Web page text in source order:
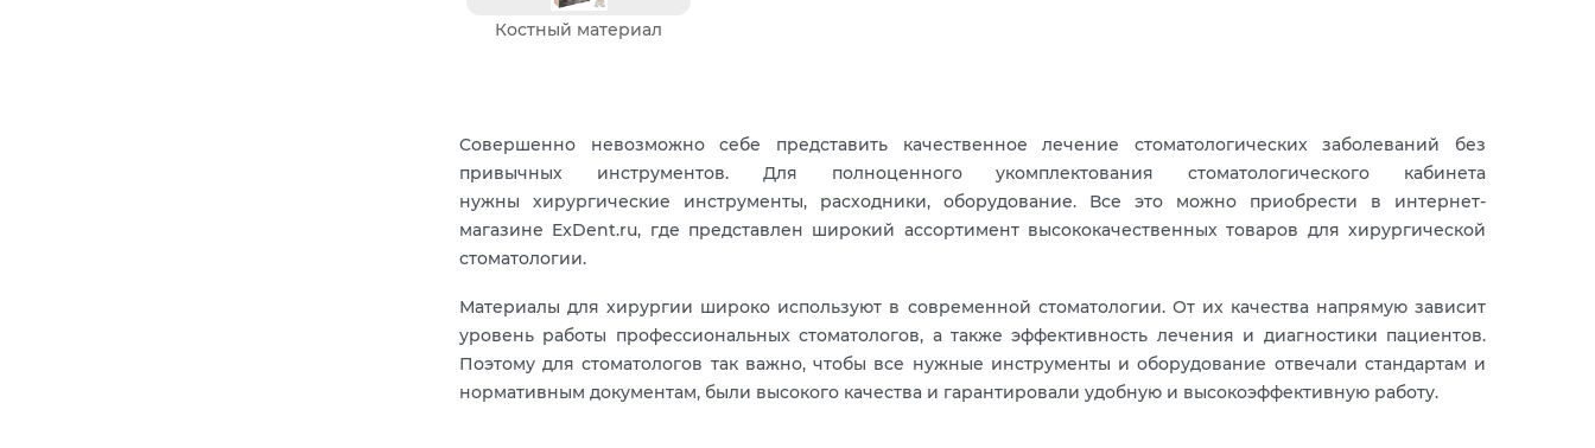
Костный материал
Cовершенно невозможно себе представить качественное лечение стоматологических заболеваний без
привычных инструментов. Для полноценного укомплектования стоматологического кабинета
нужны хирургические инструменты, расходники, оборудование. Все это можно приобрести в интернет-
магазине ExDent.ru, где представлен широкий ассортимент высококачественных товаров для хирургической
стоматологии.
Материалы для хирургии широко используют в современной стоматологии. От их качества напрямую зависит
уровень работы профессиональных стоматологов, а также эффективность лечения и диагностики пациентов.
Поэтому для стоматологов так важно, чтобы все нужные инструменты и оборудование отвечали стандартам и
нормативным документам, были высокого качества и гарантировали удобную и высокоэффективную работу.